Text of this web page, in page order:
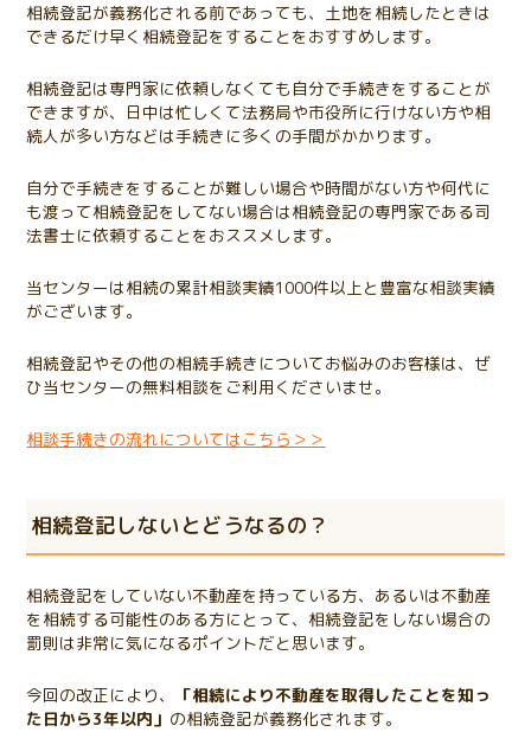
相続登記が義務化される前であっても、土地を相続したときは
できるだけ早く相続登記をすることをおすすめします。
相続登記は専門家に依頼しなくても自分で手続きをすることが
できますが、日中は忙しくて法務局や市役所に行けない方や相
続人が多い方などは手続きに多くの手間がかかります。
自分で手続きをすることが難しい場合や時間がない方や何代に
も渡って相続登記をしてない場合は相続登記の専門家である司
法書士に依頼することをおススメします。
当センターは相続の累計相談実績1000件以上と豊富な相談実績
がございます。
相続登記やその他の相続手続きについてお悩みのお客様は、ぜ
ひ当センターの無料相談をご利用くださいませ。
相談手続きの流れについてはこちら＞＞
相続登記しないとどうなるの？
相続登記をしていない不動産を持っている方、あるいは不動産
を相続する可能性のある方にとって、相続登記をしない場合の
罰則は非常に気になるポイントだと思います。
今回の改正により、
「相続により不動産を取得したことを知っ
た日から3年以内」 の相続登記が義務化されます。